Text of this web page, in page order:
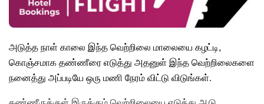
அடுத்த நாள் காலை இந்த வெற்றிலை மாலையை கழட்டி,
கொஞ்சமாக தண்ணீரை எடுத்து அதனுள் இந்த வெற்றிலைகளை
நனைத்து அப்படியே ஒரு மணி நேரம் விட்டு விடுங்கள்.